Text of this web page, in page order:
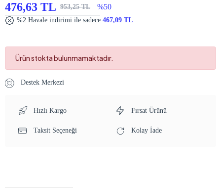
476,63 TL 953,25 TL %50
%2 Havale indirimi ile sadece 467,09 TL
Ürün stokta bulunmamaktadır.
Destek Merkezi
Hızlı Kargo Fırsat Ürünü
Taksit Seçeneği Kolay İade